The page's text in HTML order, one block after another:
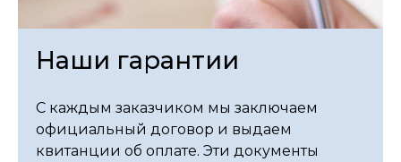
Наши гарантии
С каждым заказчиком мы заключаем
официальный договор и выдаем
квитанции об оплате. Эти документы